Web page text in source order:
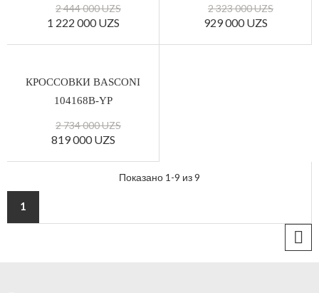
2 444 000 UZS
1 222 000 UZS
2 323 000 UZS
929 000 UZS
КРОССОВКИ BASCONI
104168B-YP
2 734 000 UZS
819 000 UZS
Показано 1-9 из 9
1
